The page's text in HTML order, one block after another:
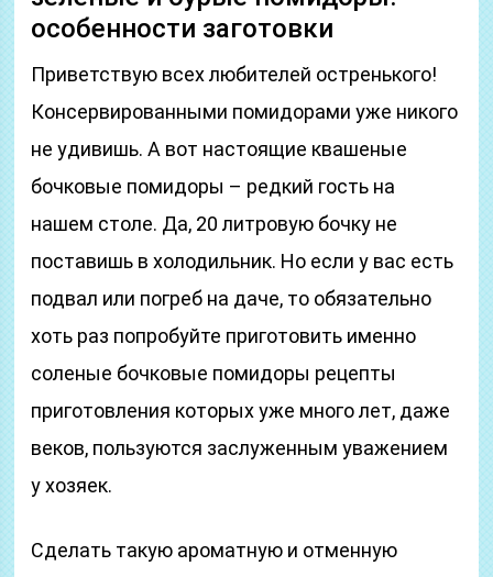
особенности заготовки
Приветствую всех любителей остренького!
Консервированными помидорами уже никого
не удивишь. А вот настоящие квашеные
бочковые помидоры – редкий гость на
нашем столе. Да, 20 литровую бочку не
поставишь в холодильник. Но если у вас есть
подвал или погреб на даче, то обязательно
хоть раз попробуйте приготовить именно
соленые бочковые помидоры рецепты
приготовления которых уже много лет, даже
веков, пользуются заслуженным уважением
у хозяек.
Сделать такую ароматную и отменную